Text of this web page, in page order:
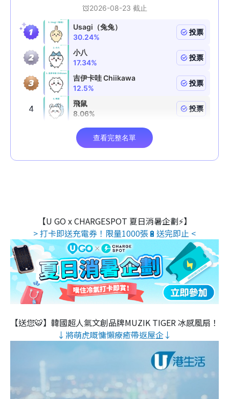
【U GO x CHARGESPOT 夏日消暑企劃⚡】
> 打卡即送充電券！限量1000張🔋送完即止 <
【送您🐯】韓國超人氣文創品牌MUZIK TIGER 冰感風扇！
↓將萌虎嘅慵懶療癒帶返屋企↓